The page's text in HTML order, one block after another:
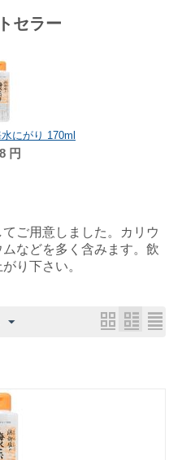
セラー
にがり 170ml
円
ご用意しました。カリウ
などを多く含みます。飲
り下さい。